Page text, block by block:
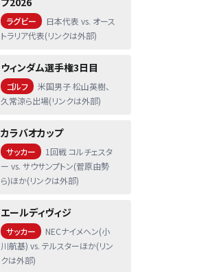
ラグビー
日本代表 vs. オース
トラリア代表(リンクは外部)
ウィンダム選手権3日目
ゴルフ
米国男子 松山英樹、
久常涼ら出場(リンクは外部)
カラバオカップ
サッカー
1回戦 コルチェスタ
ー vs. サウサンプトン(菅原由勢
ら)ほか(リンクは外部)
エールディヴィジ
サッカー
NECナイメヘン(小
川航基) vs. テルスターほか(リン
クは外部)